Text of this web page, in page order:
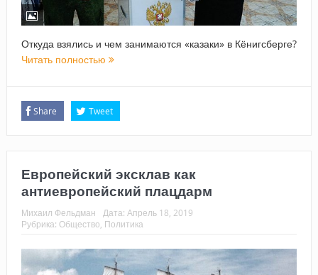
Откуда взялись и чем занимаются «казаки» в Кёнигсберге?
Читать полностью
Share Tweet
Европейский эксклав как
антиевропейский плацдарм
Михаил Фельдман Дата: Апрель 18, 2019
Рубрика: Общество, Политика